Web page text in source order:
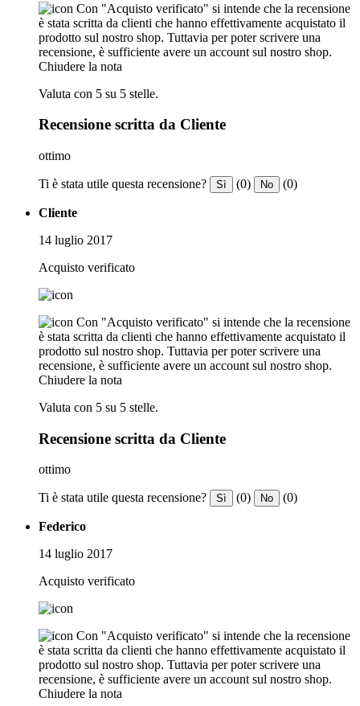
Con "Acquisto verificato" si intende che la recensione
è stata scritta da clienti che hanno effettivamente acquistato il
prodotto sul nostro shop. Tuttavia per poter scrivere una
recensione, è sufficiente avere un account sul nostro shop.
Chiudere la nota
Valuta con 5 su 5 stelle.
Recensione scritta da Cliente
ottimo
Ti è stata utile questa recensione? Sì (0) No (0)
Cliente
14 luglio 2017
Acquisto verificato
Con "Acquisto verificato" si intende che la recensione
è stata scritta da clienti che hanno effettivamente acquistato il
prodotto sul nostro shop. Tuttavia per poter scrivere una
recensione, è sufficiente avere un account sul nostro shop.
Chiudere la nota
Valuta con 5 su 5 stelle.
Recensione scritta da Cliente
ottimo
Ti è stata utile questa recensione? Sì (0) No (0)
Federico
14 luglio 2017
Acquisto verificato
Con "Acquisto verificato" si intende che la recensione
è stata scritta da clienti che hanno effettivamente acquistato il
prodotto sul nostro shop. Tuttavia per poter scrivere una
recensione, è sufficiente avere un account sul nostro shop.
Chiudere la nota